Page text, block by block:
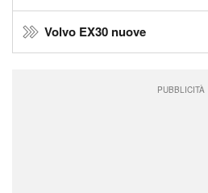
Volvo EX30 nuove
PUBBLICITÀ